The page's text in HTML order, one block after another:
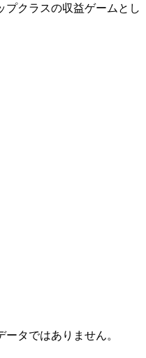
プクラスの収益ゲームとし
タではありません。